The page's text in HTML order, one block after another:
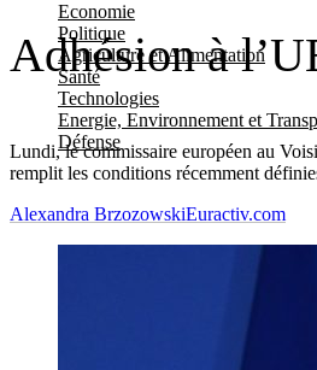
Economie
Politique
Agriculture et Alimentation
Santé
Technologies
Energie, Environnement et
Défense
Adhésion à
Lundi, le commissaire européen au
remplit les conditions récemment
Alexandra BrzozowskiEuractiv.com